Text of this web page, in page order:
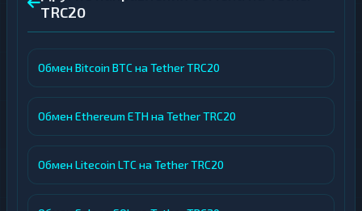
TRC20
Обмен Bitcoin BTC на Tether TRC20
Обмен Ethereum ETH на Tether TRC20
Обмен Litecoin LTC на Tether TRC20